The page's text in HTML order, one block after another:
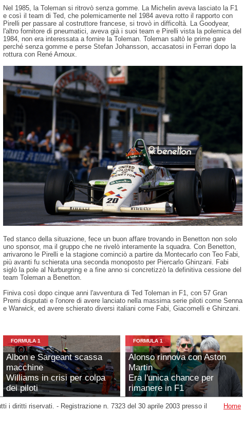
Nel 1985, la Toleman si ritrovò senza gomme. La Michelin aveva lasciato la F1
e così il team di Ted, che polemicamente nel 1984 aveva rotto il rapporto con
Pirelli per passare al costruttore francese, si trovò in difficoltà. La Goodyear,
l'altro fornitore di pneumatici, aveva già i suoi team e Pirelli vista la polemica del
1984, non era interessata a fornire la Toleman. Toleman saltò le prime gare
perché senza gomme e perse Stefan Johansson, accasatosi in Ferrari dopo la
rottura con René Arnoux.
Ted stanco della situazione, fece un buon affare trovando in Benetton non solo
uno sponsor, ma il gruppo che ne rivelò interamente la squadra. Con Benetton,
arrivarono le Pirelli e la stagione cominciò a partire da Montecarlo con Teo Fabi,
più avanti fu schierata una seconda monoposto per Piercarlo Ghinzani. Fabi
siglò la pole al Nurburgring e a fine anno si concretizzò la definitiva cessione del
team Toleman a Benetton.
Finiva così dopo cinque anni l'avventura di Ted Toleman in F1, con 57 Gran
Premi disputati e l'onore di avere lanciato nella massima serie piloti come Senna
e Warwick, ed avere schierato diversi italiani come Fabi, Giacomelli e Ghinzani.
FORMULA 1
Albon e Sargeant scassa
macchine
Williams in crisi per colpa
dei piloti
FORMULA 1
Alonso rinnova con Aston
Martin
Era l'unica chance per
rimanere in F1
i diritti riservati. - Registrazione n. 7323 del 30 aprile 2003 presso il
Home